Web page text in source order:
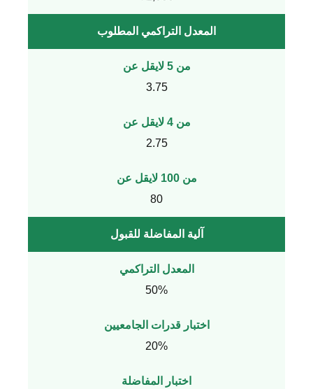
المعدل التراكمي المطلوب
من 5 لايقل عن
3.75
من 4 لايقل عن
2.75
من 100 لايقل عن
80
آلية المفاضلة للقبول
المعدل التراكمي
50%
اختبار قدرات الجامعيين
20%
اختبار المفاضلة